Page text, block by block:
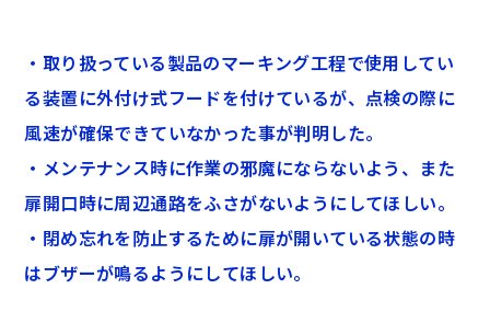
・取り扱っている製品のマーキング工程で使用してい
る装置に外付け式フードを付けているが、点検の際に
風速が確保できていなかった事が判明した。
・メンテナンス時に作業の邪魔にならないよう、また
扉開口時に周辺通路をふさがないようにしてほしい。
・閉め忘れを防止するために扉が開いている状態の時
はブザーが鳴るようにしてほしい。